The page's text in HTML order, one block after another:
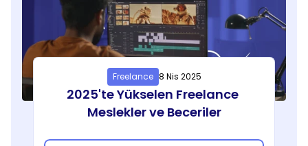
Freelance 8 Nis 2025
2025'te Yükselen Freelance
Meslekler ve Beceriler